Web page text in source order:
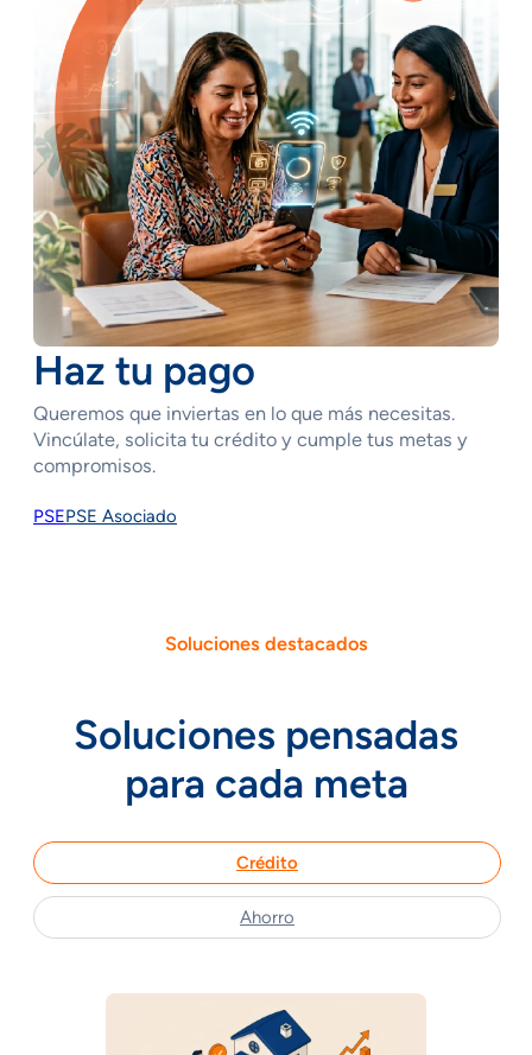
Haz tu pago
Queremos que inviertas en lo que más necesitas.
Vincúlate, solicita tu crédito y cumple tus metas y
compromisos.
PSEPSE Asociado
Soluciones destacados
Soluciones pensadas
para cada meta
Crédito
Ahorro